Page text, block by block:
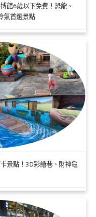
館6歲以下免費！恐龍、
氣首選景點
景點！3D彩繪巷、財神龜